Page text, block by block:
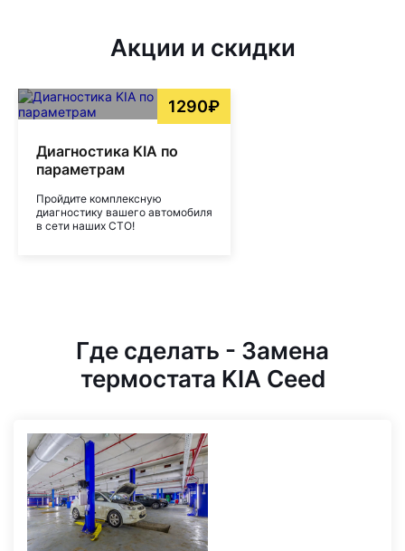
Акции и скидки
1290₽
Диагностика KIA по
параметрам
Пройдите комплексную
диагностику вашего автомобиля
в сети наших СТО!
Где сделать - Замена
термостата KIA Ceed